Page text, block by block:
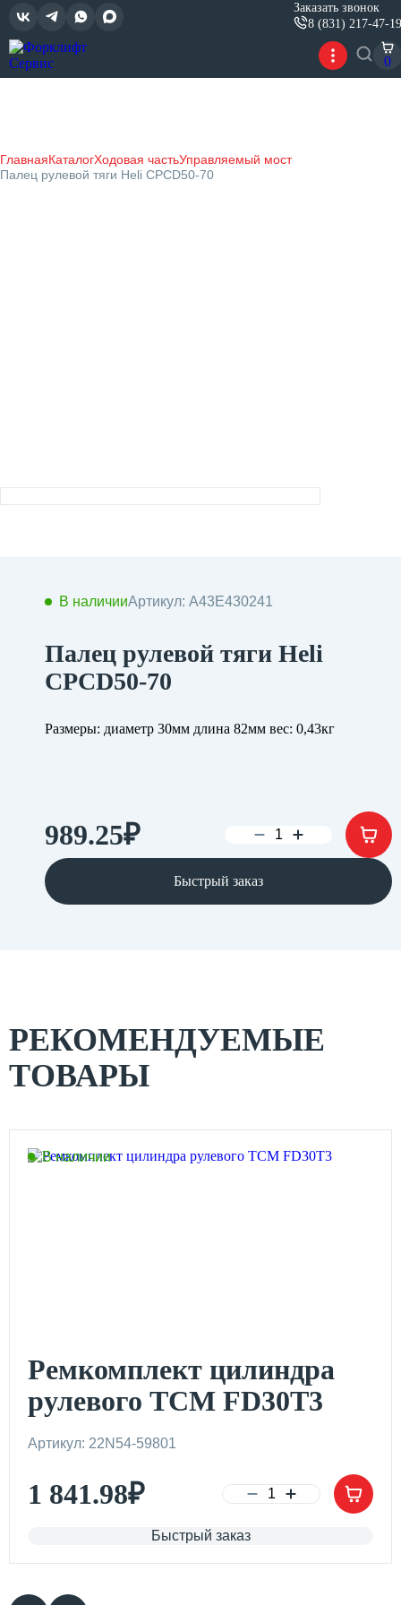
Заказать звонок
8 (831) 217-47-19
0
ГлавнаяКаталогХодовая частьУправляемый мост
Палец рулевой тяги Heli CPCD50-70
В наличииАртикул: A43E430241
Палец рулевой тяги Heli
CPCD50-70
Размеры: диаметр 30мм длина 82мм вес: 0,43кг
989.25₽
Быстрый заказ
РЕКОМЕНДУЕМЫЕ
ТОВАРЫ
В наличии
Ремкомплект цилиндра
рулевого TCM FD30T3
Артикул: 22N54-59801
1 841.98₽
Быстрый заказ